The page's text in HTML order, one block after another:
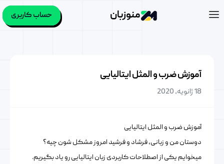
منوزبان حساب کاربری
آموزش ضرب و المثل ایتالیایی
18 ژانویه, 2020
آموزش ضرب و المثل ایتالیایی
دوستان من و زبانی، فرشاد و فرشید امروز مشکل شون چیه؟
میخوایم یکی از اصطلاحات کاربردی زبان ایتالیایی رو یاد بگیریم.